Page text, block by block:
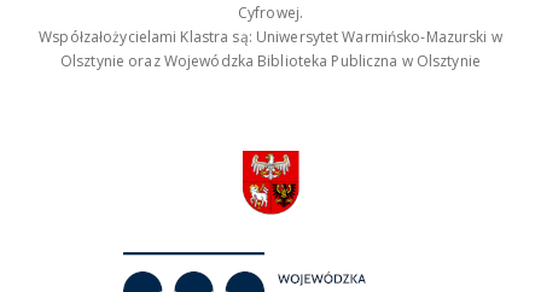
Cyfrowej.
Współzałożycielami Klastra są: Uniwersytet Warmińsko-Mazurski w
Olsztynie oraz Wojewódzka Biblioteka Publiczna w Olsztynie